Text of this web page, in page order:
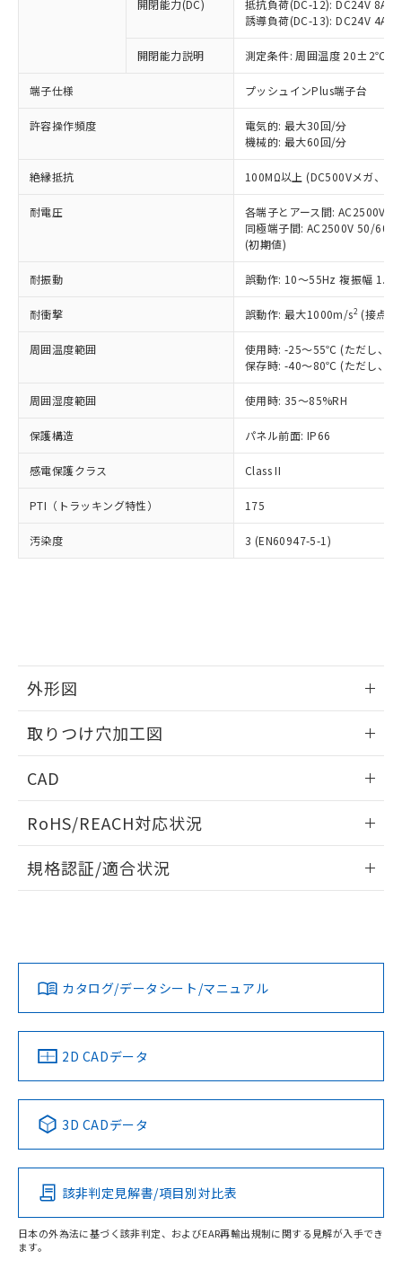
開閉能力(DC)
抵抗負荷(DC-12): DC24V 8A/
誘導負荷(DC-13): DC24V 4A/
開閉能力説明 測定条件: 周囲温度 20±2℃、
端子仕様 プッシュインPlus端子台
許容操作頻度
電気的: 最大30回/分
機械的: 最大60回/分
絶縁抵抗 100MΩ以上 (DC500Vメガ、点
耐電圧
各端子とアース間: AC2500V
同極端子間: AC2500V 50/
(初期値)
耐振動 誤動作: 10～55Hz 複振幅
耐衝撃 誤動作: 最大1000m/s2 (接点
周囲温度範囲
使用時: -25～55℃ (ただし、氷
保存時: -40～80℃ (ただし、氷
周囲湿度範囲 使用時: 35～85%RH
保護構造 パネル前面: IP66
感電保護クラス Class II
PTI（トラッキング特性） 175
汚染度 3 (EN60947-5-1)
外形図
取りつけ穴加工図
CAD
ドすることができます。
ログイン/会員登録
ダウンロードデータをご利用いただく前に、以下を必ずお読
みください。
ソフトウェアの使用条件
RoHS/REACH対応状況
EU RoHS 注意事項・凡例
対応済み
中国 RoHS 注意事項・凡例
Pb Hg Cd Cr(VI)
O
規格認証/適合状況
カタログ/データシート/マニュアル
2D CADデータ
3D CADデータ
該非判定見解書/項目別対比表
日本の外為法に基づく該非判定、およびEAR再輸出規制に関する見解が入手でき
ます。
ことをご了承ください。
在庫状況および標準価格照会結果は、
記載している更新日時点での社内デー
タに基づき作成されるものであり、閲
覧された時点での実際の在庫および標
準価格とは異なる場合があることをご
正式な納期状況および標準価格はお客
様のお取引先、またはお客様担当のオ
ムロン制御機器販売店・当社販売員に
オムロン制御機器販売店や当社販売拠
販売ネットワーク
」をご確認
在庫状況および標準価格結果を当社の
事前の承諾なく第三者に漏洩または開
示しないようお願いします。
マイパーツ機能（部品リスト作成サー
ビス）をご利用いただくには、I-Web
メンバーズにご登録されている必要が
お客様が当ウェブサイト上で当社にご
登録された部品リストについて、当社
および当社の共同利用者が、当社の製
品・サービスに関するお客様との取
引・商談に必要な範囲で利用すること
をご了承ください。
※当社の共同利用者とは、"個人情報
の「1.共同利
用者の範囲」に記載されている法人を
むを得ず変更することがあります。
*EU RoHS指令（10物質）：
鉛(Pb) 1000ppm以下、 水銀(Hg) 1000ppm以下、 カド
ミウム(Cd) 100ppm以下、
六価クロム(Cr(Ⅵ)) 1000ppm以下、ポリ臭化ビフェニル
類(PBB) 1000ppm以下、ポリ臭化ジフェニルエーテル類
(PBDE) 1000ppm以下、フタル酸ビス(2-エチルヘキシ
ル) (DEHP)(別名：DOP) 1000ppm以下、フタル酸ブチ
(DIBP) 1000ppm以下
但し、RoHS指令で産業用監視および制御機器に対する
フタル酸エステル類の４物質については閾値を超える意
図的な使用がないことを確認しています。
部品在庫の切り替え状況などにより、予定
月が前後することがあります。
※3 非含有証明書ダウンロード
下記の非含有証明書をダウンロードするこ
とができます。
EU RoHS指令（10物質）の非含有証明書
51物質の非含有証明書（当社基準）
※本証明書は発行日時点で非含有を証明す
欄に対応日を記載しておりました。
既に当社にて対応品への在庫切替を完了
り、2022年1月12日より割愛しておりま
す。
「－」：未確認です。当社販売部門へお問
*中国RoHS10物質の基準値 (GB/T26572)：
Pb(鉛) :1000ppm、 Hg(水銀) : 1000ppm、 Cd(カドミウ
ニル類) : 1000ppm、 PBDEs(ポリ臭化ジフェニルエーテ
DBP(フタル酸ジブチル) : 1000ppm、 DIBP(フタル酸ジ
イソブチル) : 1000ppm、 BBP(フタル酸ブチルベンジ
ル) : 1000ppm、
DEHP(フタル酸ビス(2-エチルヘキシル)) : 1000ppm
「ｅ」：有害物質（10物質）のすべてが基
準値以下であることを示します。
「10」：通常の使用状況下において有害物
質が外部に漏えいし、環境に深刻な影響を
及ぼさない年数を意味します。
「－」：未確認です。当社販売部門へお問
い合わせください。
当社は、これら貴社製品のうち、外国
為替および外国貿易法に定める商品
（以下｢規制貨物等」という）を輸出
または国外への提供する場合は、日本
国政府の輸出許可(または役務取引許
可)を取得するなどの必要な手続きを
当社は規制貨物を破棄する場合は、完
全に破砕するなど、違法に輸出されな
いよう必要な手段を講じます。
当社は貴社製品を、核兵器、ミサイ
ル、化学兵器、生物兵器またはその他
武器並びにこれらの製造装置等に一切
当社は、貴社製品を第三者に販売する
場合は、上記1、2および3の内容を当
該第三者に通知します。また当社は、
販売先および販売に係わる関係者が違
法に輸出するおそれがある場合は、取
り引きをいたしません。
○ 一定数以上の在庫あり
一定数には満たないが在庫あり
在庫なし(最新の在庫状況につ
いては、お客様のお取引先、ま
たはお客様担当のオムロン制御
機器販売店・当社販売員にご確
白
受注生産機種、また在庫状況の
情報を公開していない機種